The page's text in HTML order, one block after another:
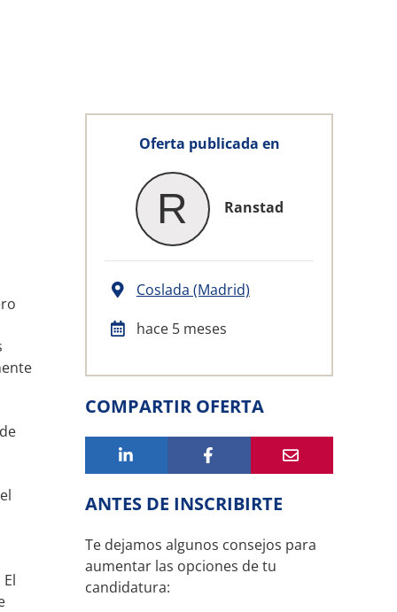
Oferta publicada en
R Ranstad
Coslada (Madrid)
hace 5 meses
COMPARTIR OFERTA
ANTES DE INSCRIBIRTE
Te dejamos algunos consejos para
aumentar las opciones de tu
candidatura: